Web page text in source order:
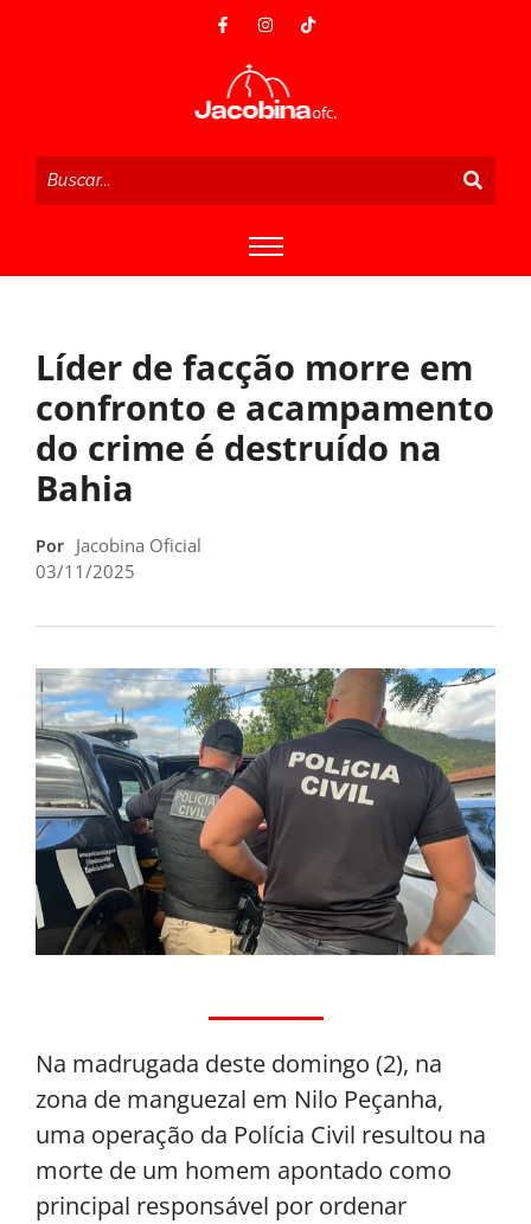
Líder de facção morre em
confronto e acampamento
do crime é destruído na
Bahia
Por Jacobina Oficial
03/11/2025
Na madrugada deste domingo (2), na
zona de manguezal em Nilo Peçanha,
uma operação da Polícia Civil resultou na
morte de um homem apontado como
principal responsável por ordenar